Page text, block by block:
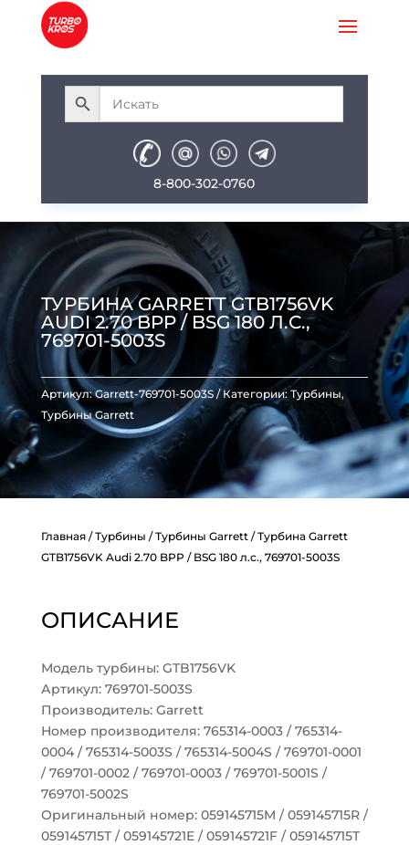
8-800-302-0760
ТУРБИНА GARRETT GTB1756VK
AUDI 2.70 BPP / BSG 180 Л.С.,
769701-5003S
Артикул:Garrett-769701-5003S Категории:Турбины,
Турбины Garrett
Главная/Турбины /Турбины Garrett/ Турбина Garrett
GTB1756VK Audi 2.70 BPP / BSG 180 л.с., 769701-5003S
ОПИСАНИЕ
Модель турбины: GTB1756VK
Артикул: 769701-5003S
Производитель: Garrett
Номер производителя: 765314-0003 / 765314-
0004 / 765314-5003S / 765314-5004S / 769701-0001
/ 769701-0002 / 769701-0003 / 769701-5001S /
769701-5002S
Оригинальный номер: 059145715M / 059145715R /
059145715T / 059145721E / 059145721F / 059145715T